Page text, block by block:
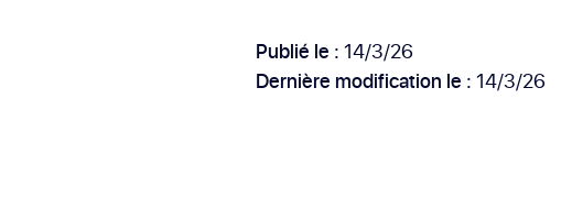
Publié le : 14/3/26
Dernière modification le : 14/3/26